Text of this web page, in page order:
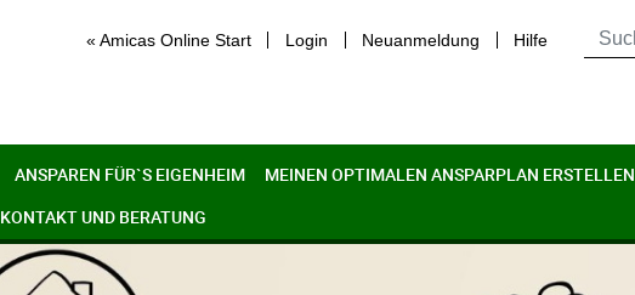
« Amicas Online Start Login Neuanmeldung Hilfe
ANSPAREN FÜR`S EIGENHEIM MEINEN OPTIMALEN ANSPARPLAN ERSTELLEN
KONTAKT UND BERATUNG